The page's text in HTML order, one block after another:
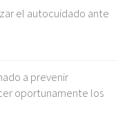
el autocuidado ante
a prevenir
oportunamente los